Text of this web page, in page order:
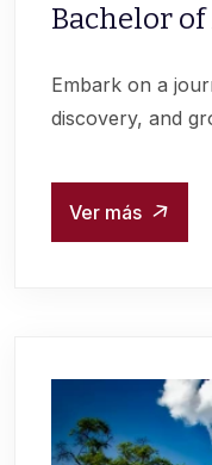
Bachelor of
Embark on a
discovery, and
Ver más